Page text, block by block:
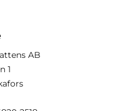
AB
1